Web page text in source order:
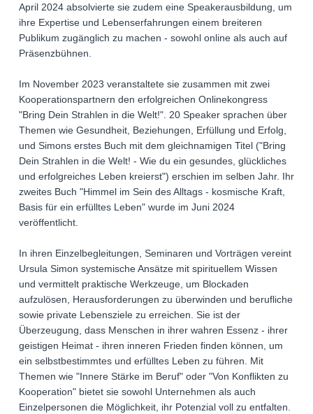
April 2024 absolvierte sie zudem eine Speakerausbildung, um
ihre Expertise und Lebenserfahrungen einem breiteren
Publikum zugänglich zu machen - sowohl online als auch auf
Präsenzbühnen.
Im November 2023 veranstaltete sie zusammen mit zwei
Kooperationspartnern den erfolgreichen Onlinekongress
"Bring Dein Strahlen in die Welt!". 20 Speaker sprachen über
Themen wie Gesundheit, Beziehungen, Erfüllung und Erfolg,
und Simons erstes Buch mit dem gleichnamigen Titel ("Bring
Dein Strahlen in die Welt! - Wie du ein gesundes, glückliches
und erfolgreiches Leben kreierst") erschien im selben Jahr. Ihr
zweites Buch "Himmel im Sein des Alltags - kosmische Kraft,
Basis für ein erfülltes Leben" wurde im Juni 2024
veröffentlicht.
In ihren Einzelbegleitungen, Seminaren und Vorträgen vereint
Ursula Simon systemische Ansätze mit spirituellem Wissen
und vermittelt praktische Werkzeuge, um Blockaden
aufzulösen, Herausforderungen zu überwinden und berufliche
sowie private Lebensziele zu erreichen. Sie ist der
Überzeugung, dass Menschen in ihrer wahren Essenz - ihrer
geistigen Heimat - ihren inneren Frieden finden können, um
ein selbstbestimmtes und erfülltes Leben zu führen. Mit
Themen wie "Innere Stärke im Beruf" oder "Von Konflikten zu
Kooperation" bietet sie sowohl Unternehmen als auch
Einzelpersonen die Möglichkeit, ihr Potenzial voll zu entfalten.